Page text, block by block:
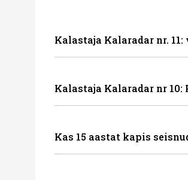
Kalastaja Kalaradar nr.
Kalastaja Kalaradar nr
Kas 15 aastat kapis